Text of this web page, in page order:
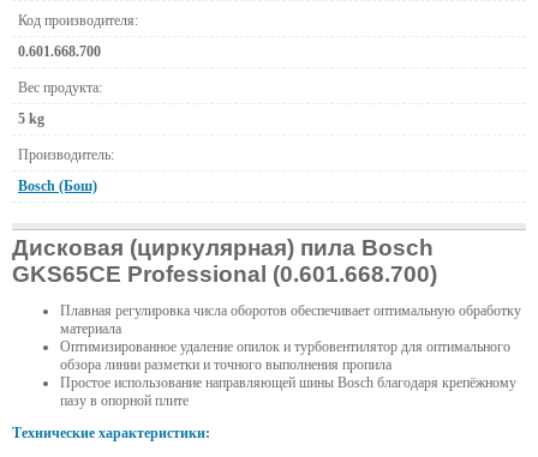
Код производителя:
0.601.668.700
Вес продукта:
5 kg
Производитель:
Bosch (Бош)
Дисковая (циркулярная) пила Bosch
GKS65CE Professional (0.601.668.700)
Плавная регулировка числа оборотов обеспечивает оптимальную обработку
материала
Оптимизированное удаление опилок и турбовентилятор для оптимального
обзора линии разметки и точного выполнения пропила
Простое использование направляющей шины Bosch благодаря крепёжному
пазу в опорной плите
Технические характеристики: